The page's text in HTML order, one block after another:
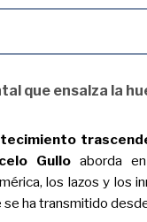
que ensalza la
Gullo aborda
los lazos y los
ha transmitido